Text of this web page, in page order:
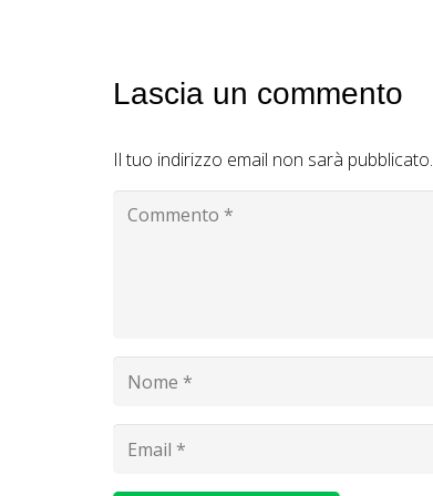
Lascia un commento
Il tuo indirizzo email non sarà pubblicato.